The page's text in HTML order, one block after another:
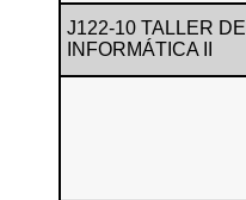
J122-10 TALLER DE
INFORMÁTICA II